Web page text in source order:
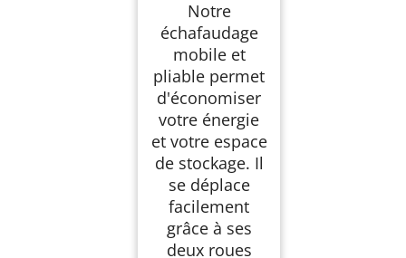
Notre
échafaudage
mobile et
pliable permet
d'économiser
votre énergie
et votre espace
de stockage. Il
se déplace
facilement
grâce à ses
deux roues